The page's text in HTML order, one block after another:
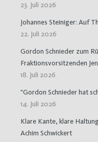
23. Juli 2026
Johannes Steiniger: Auf
22. Juli 2026
Gordon Schnieder zum
Fraktionsvorsitzenden
18. Juli 2026
"Gordon Schnieder hat
14. Juli 2026
Klare Kante, klare
Achim Schwickert